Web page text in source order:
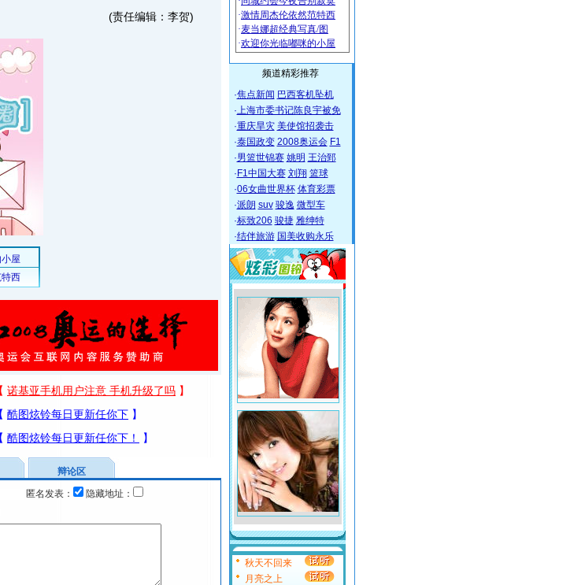
(责任编辑：李贺)
辩论区
匿名发表：
隐藏地址：
频道精彩推荐
·焦点新闻 巴西客机坠机
·上海市委书记陈良宇被免
·重庆旱灾 美使馆招袭击
·泰国政变 2008奥运会 F1
·男篮世锦赛 姚明 王治郅
· F1中国大赛 刘翔 篮球
·06女曲世界杯 体育彩票
·派朗 suv 骏逸 微型车
·标致206 骏捷 雅绅特
·结伴旅游 国美收购永乐
秋天不回来
月亮之上